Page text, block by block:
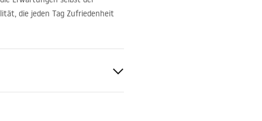
die jeden Tag Zufriedenheit